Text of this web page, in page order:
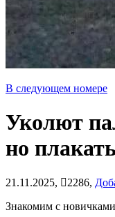
В следующем номере
Уколют
но
21.11.2025, 2286,
Знакомим с